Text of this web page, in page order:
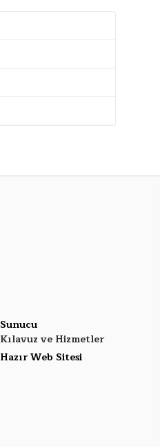
Sunucu
Kılavuz ve Hizmetler
Hazır Web Sitesi